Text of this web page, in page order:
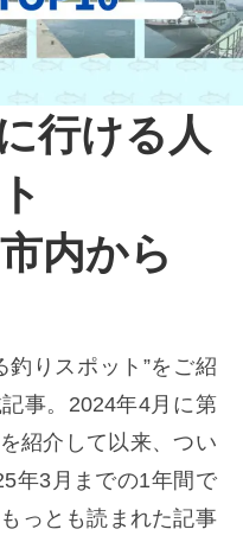
行ける人
内から
釣りスポット”をご紹
事。2024年4月に第
紹介して以来、つい
年3月までの1年間で
っとも読まれた記事